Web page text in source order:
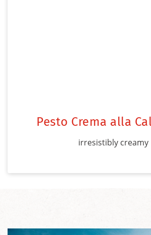
Pesto Crema alla
irresistibly creamy